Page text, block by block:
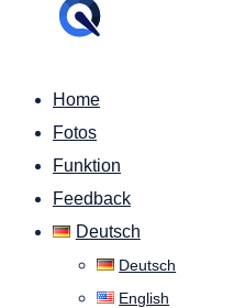
Home
Fotos
Funktion
Feedback
Deutsch
Deutsch
English